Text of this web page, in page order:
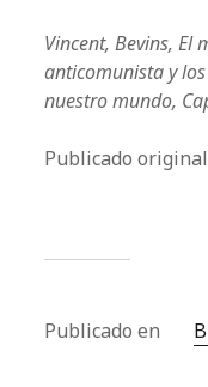
Vincent, Bevins, El
anticomunista y
nuestro mundo,
Publicado
Publicado en